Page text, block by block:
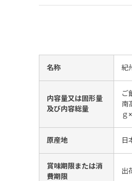
名称 紀
内容量又は固形量
及び内容総量
ご
南
ｇ
原産地 日
賞味期限または消
費期限
出